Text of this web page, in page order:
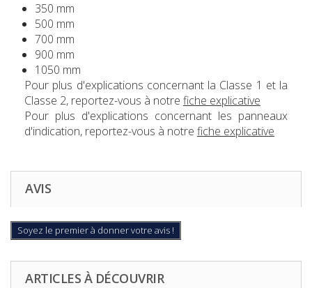
350 mm
500 mm
700 mm
900 mm
1050 mm
Pour plus d'explications concernant la Classe 1 et la
Classe 2, reportez-vous à notre fiche explicative
Pour plus d'explications concernant les panneaux
d'indication, reportez-vous à notre fiche explicative
AVIS
Soyez le premier à donner votre avis !
ARTICLES À DÉCOUVRIR